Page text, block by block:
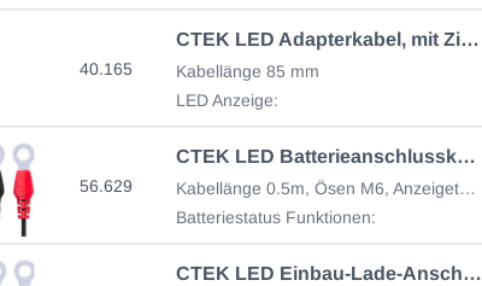
40.165
CTEK LED Adapterkabel, mit Zigistecker (auch für CAN-Bus)
Kabellänge 85 mm
LED Anzeige:
56.629
CTEK LED Batterieanschlusskabel
Kabellänge 0.5m, Ösen M6, Anzeigetafel zum Prüfen des
Batteriestatus Funktionen:
CTEK LED Einbau-Lade-Anschluss mit Ringkabelschuh